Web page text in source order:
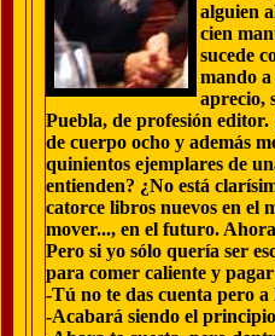
alguien
cien
sucede
mando
aprecio,
Puebla, de profesión
de cuerpo ocho y además
quinientos ejemplares de
entienden? ¿No está
catorce libros nuevos en el
mover..., en el futuro.
Pero si yo sólo quería ser
para comer caliente y
-Tú no te das cuenta pero
-Acabará siendo el